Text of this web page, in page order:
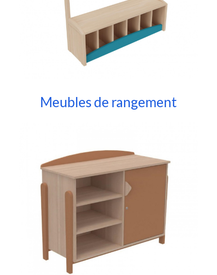
Meubles de rangement